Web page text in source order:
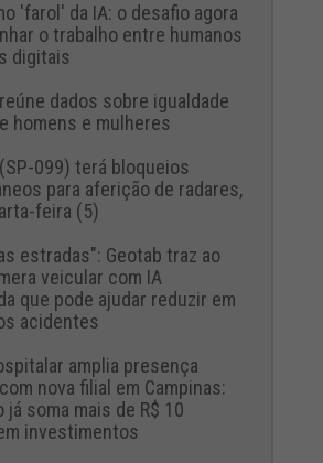
'farol' da IA: o desafio agora
o trabalho entre humanos
digitais
dados sobre igualdade
homens e mulheres
099) terá bloqueios
para aferição de radares,
feira (5)
estradas": Geotab traz ao
veicular com IA
que pode ajudar reduzir em
acidentes
amplia presença
nova filial em Campinas:
já soma mais de R$ 10
investimentos